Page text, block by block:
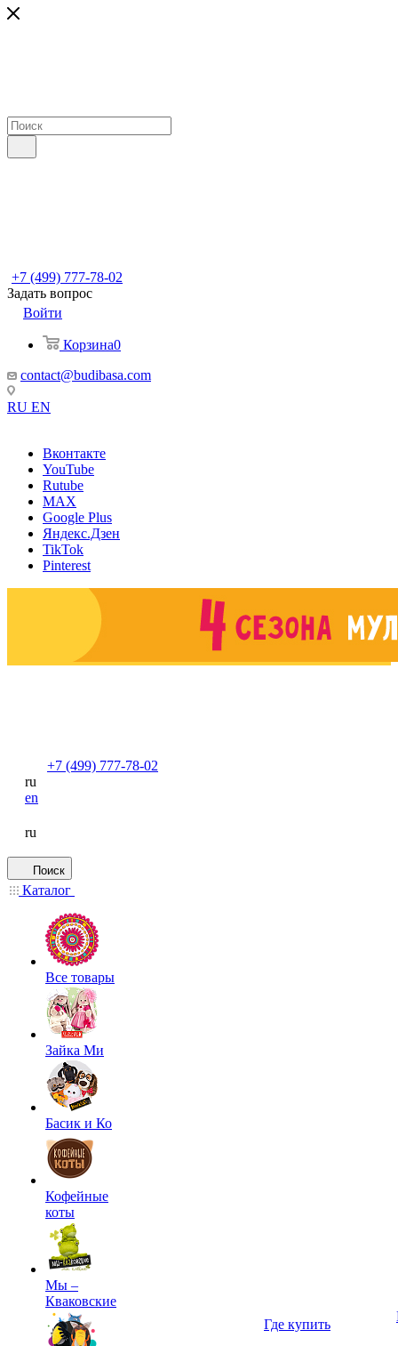
+7 (499) 777-78-02
Задать вопрос
Войти
Корзина0
contact@budibasa.com
RU EN
Вконтакте
YouTube
Rutube
MAX
Google Plus
Яндекс.Дзен
TikTok
Pinterest
+7 (499) 777-78-02
ru
en
ru
Поиск
Каталог
Все товары
Зайка Ми
Басик и Ко
Кофейные
коты
Мы –
Кваковские
Где купить